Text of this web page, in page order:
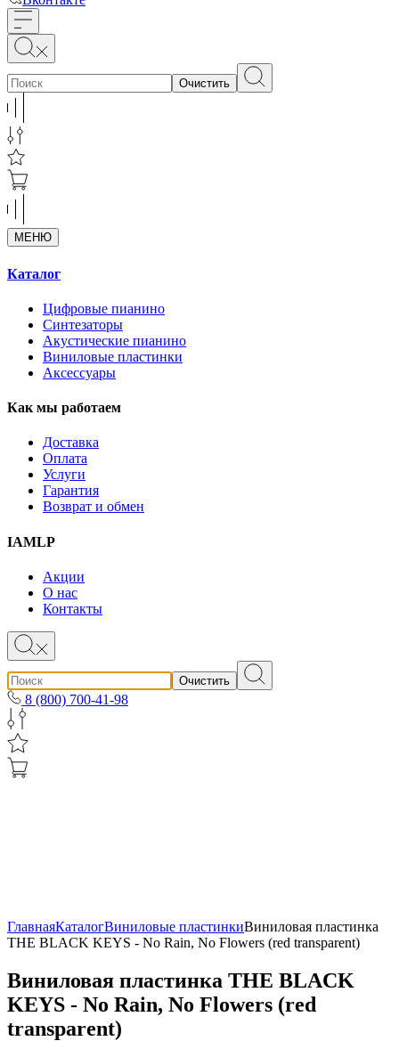
Очистить
МЕНЮ
Каталог
Цифровые пианино
Синтезаторы
Акустические пианино
Виниловые пластинки
Аксессуары
Как мы работаем
Доставка
Оплата
Услуги
Гарантия
Возврат и обмен
IAMLP
Акции
О нас
Контакты
Очистить
8 (800) 700-41-98
ГлавнаяКаталогВиниловые пластинкиВиниловая пластинка
THE BLACK KEYS - No Rain, No Flowers (red transparent)
Виниловая пластинка THE BLACK
KEYS - No Rain, No Flowers (red
transparent)